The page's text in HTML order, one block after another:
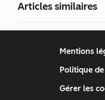
Articles similaires
Mentions
Politique
Gérer les